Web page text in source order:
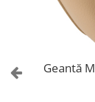
Genți AlbeGeantă